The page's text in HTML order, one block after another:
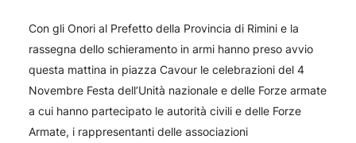
Con gli Onori al Prefetto della Provincia di Rimini e la
rassegna dello schieramento in armi hanno preso avvio
questa mattina in piazza Cavour le celebrazioni del 4
Novembre Festa dell’Unità nazionale e delle Forze armate
a cui hanno partecipato le autorità civili e delle Forze
Armate, i rappresentanti delle associazioni